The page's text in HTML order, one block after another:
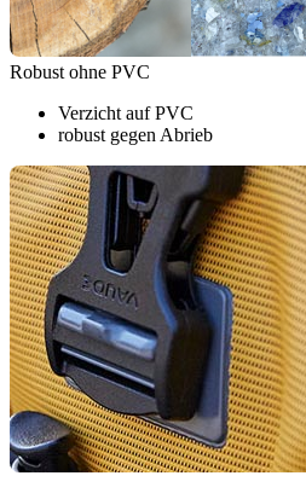
Robust ohne PVC
Verzicht auf PVC
robust gegen Abrieb